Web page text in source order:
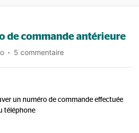
de commande antérieure
5 commentaire
un numéro de commande effectuée
téléphone